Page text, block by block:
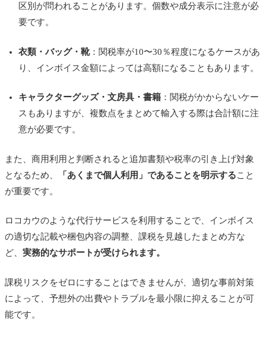
区別が問われることがあります。個数や成分表示に注意が必
要です。
衣類・バッグ・靴：関税率が10〜30％程度になるケースがあ
り、インボイス金額によっては高額になることもあります。
キャラクターグッズ・文房具・書籍：関税がかからないケー
スもありますが、複数点をまとめて輸入する際は合計額に注
意が必要です。
また、商用利用と判断されると追加書類や税率の引き上げ対象
となるため、
「あくまで個人利用」であることを明示すること
が重要です。
ロコカウのような代行サービスを利用することで、インボイス
の適切な記載や梱包内容の調整、課税を見越したまとめ方な
ど、 実務的なサポートが受けられます。
課税リスクをゼロにすることはできませんが、適切な事前対策
によって、予想外の出費やトラブルを最小限に抑えることが可
能です。